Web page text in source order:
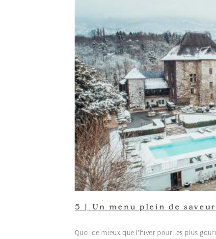
5 | Un menu plein de
Quoi de mieux que l’hiver pour les plus